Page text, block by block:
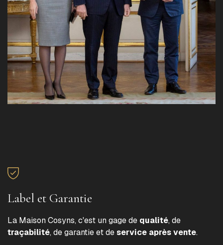
Label et Garantie
La Maison Cosyns, c'est un gage de qualité, de
traçabilité, de garantie et deservice après vente.